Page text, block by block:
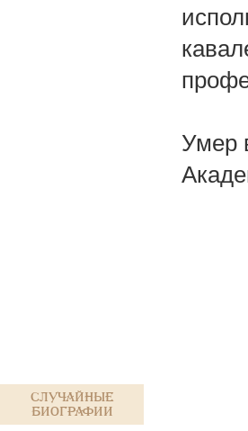
Случайные
биографии
Умер